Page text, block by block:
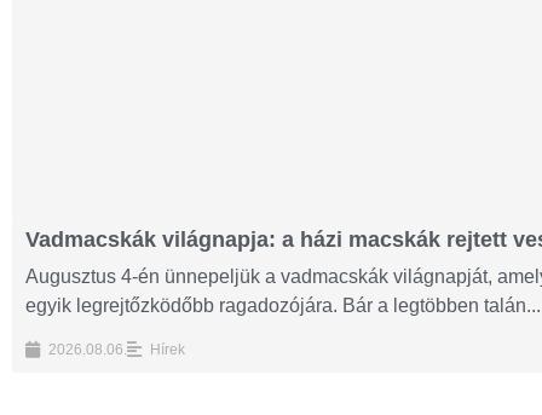
Vadmacskák világnapja: a házi macskák rejtett
Augusztus 4-én ünnepeljük a vadmacskák világnapját,
egyik legrejtőzködőbb ragadozójára. Bár a legtöbben talán...
2026.08.06. Hírek